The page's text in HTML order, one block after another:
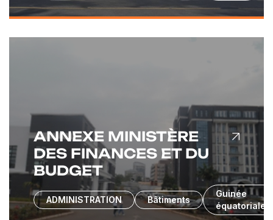
ANNEXE MINISTÈRE
DES FINANCES ET DU
BUDGET
ADMINISTRATION Bâtiments
Guinée
équatoriale